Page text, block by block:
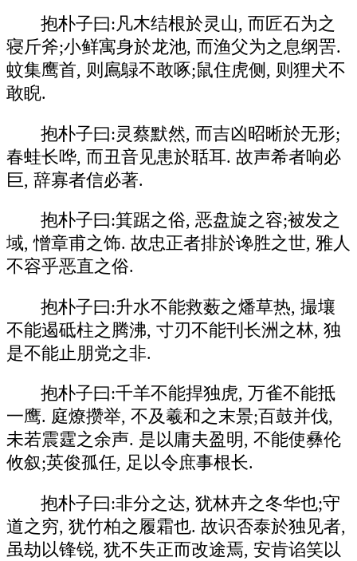
抱朴子曰:凡木结根於灵山, 而匠石为之
寝斤斧;小鲜寓身於龙池, 而渔父为之息纲罟.
蚊集鹰首, 则鳸鵦不敢啄;鼠住虎侧, 则狸犬不
敢睨.
抱朴子曰:灵蔡默然, 而吉凶昭晰於无形;
春蛙长哗, 而丑音见患於聒耳. 故声希者响必
巨, 辞寡者信必著.
抱朴子曰:箕踞之俗, 恶盘旋之容;被发之
域, 憎章甫之饰. 故忠正者排於谗胜之世, 雅人
不容乎恶直之俗.
抱朴子曰:升水不能救薮之燔草热, 撮壤
不能遏砥柱之腾沸, 寸刃不能刊长洲之林, 独
是不能止朋党之非.
抱朴子曰:千羊不能捍独虎, 万雀不能抵
一鹰. 庭燎攒举, 不及羲和之末景;百鼓并伐,
未若震霆之余声. 是以庸夫盈明, 不能使彝伦
攸叙;英俊孤任, 足以令庶事根长.
抱朴子曰:非分之达, 犹林卉之冬华也;守
道之穷, 犹竹柏之履霜也. 故识否泰於独见者,
虽劫以锋锐, 犹不失正而改途焉, 安肯谄笑以